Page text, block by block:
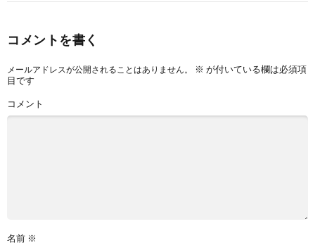
コメントを書く
メールアドレスが公開されることはありません。 ※ が付いている欄は必須項
目です
コメント
名前 ※